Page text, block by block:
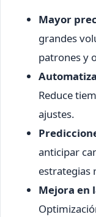
Mayor
grandes
patrones y
Reduce
ajustes.
anticipar
estrategias
Mejora en